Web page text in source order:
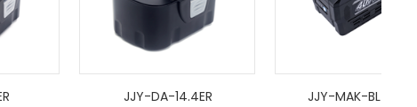
JJY-DA-14.4ER JJY-MAK-BL4080F